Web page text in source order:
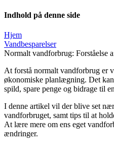
Indhold på denne side
Hjem
Vandbesparelser
Normalt vandforbrug: Forståelse
At forstå normalt vandforbrug er
økonomiske planlægning. Det
spild, spare penge og bidrage til
I denne artikel vil der blive set
vandforbruget, samt tips til at
At lære mere om ens eget
ændringer.